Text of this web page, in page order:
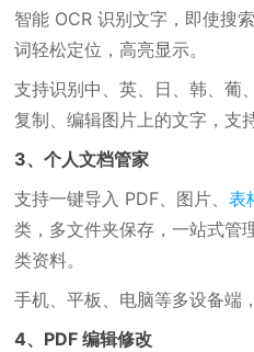
智能 OCR 识别文字，即使搜
词轻松定位，高亮显示。
支持识别中、英、日、韩、葡
复制、编辑图片上的文字，支
3、个人文档管家
支持一键导入 PDF、图片、表
类，多文件夹保存，一站式管
类资料。
手机、平板、电脑等多设备端
4、PDF 编辑修改